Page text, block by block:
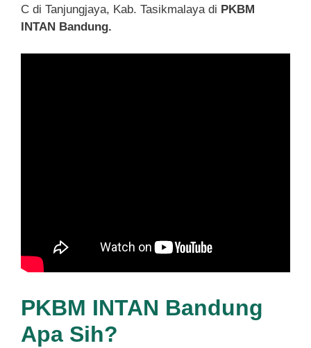
C di Tanjungjaya, Kab. Tasikmalaya di PKBM
INTAN Bandung.
PKBM INTAN Bandung
Apa Sih?